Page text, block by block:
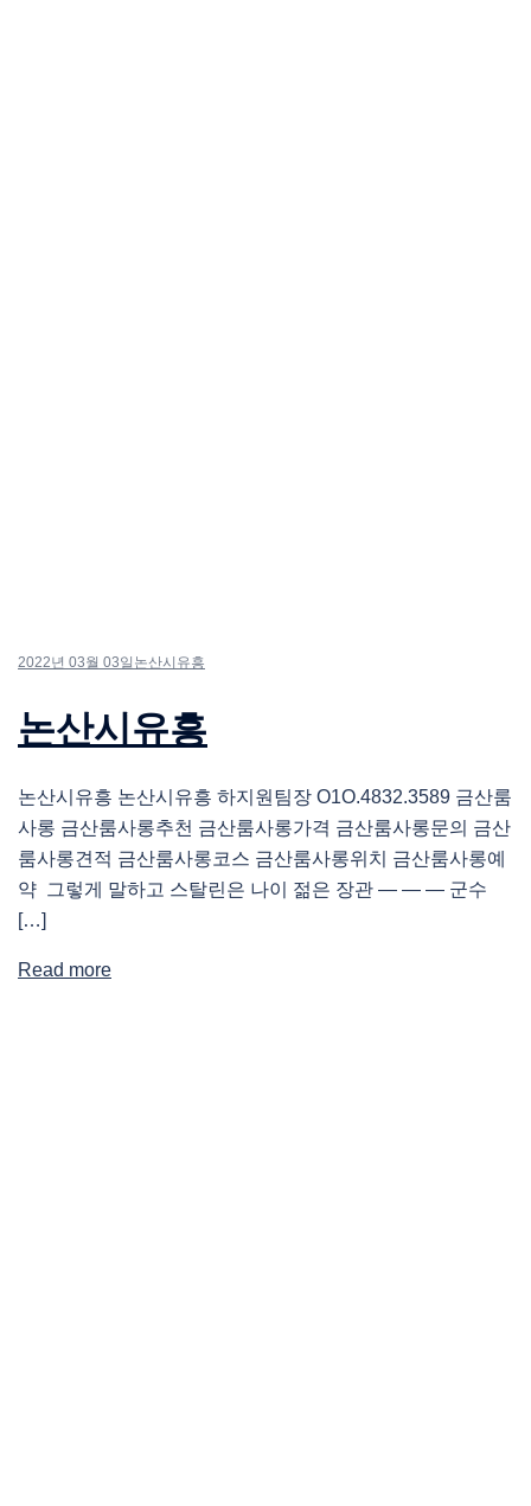
2022년 03월 03일 논산시유흥
논산시유흥
논산시유흥 논산시유흥 하지원팀장 O1O.4832.3589 금산룸
사롱 금산룸사롱추천 금산룸사롱가격 금산룸사롱문의 금산
룸사롱견적 금산룸사롱코스 금산룸사롱위치 금산룸사롱예
약 그렇게 말하고 스탈린은 나이 젊은 장관 ― ― ― 군수
[…]
Read more